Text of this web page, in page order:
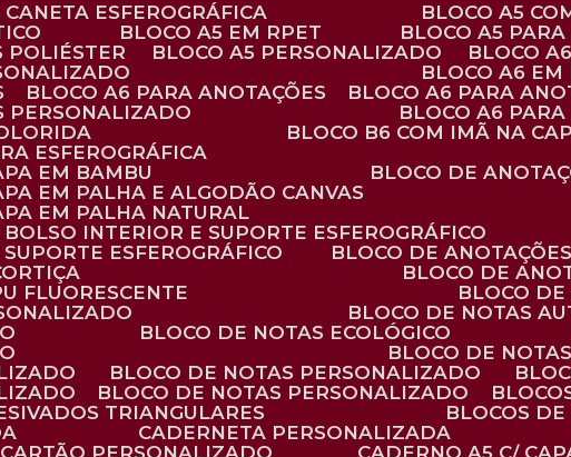
CANETA ESFEROGRÁFICA
BLOCO A5
BLOCO A5 EM RPET
BLOCO A5
POLIÉSTER
BLOCO A5 PERSONALIZADO
BLOCO
BLOCO A6
BLOCO A6 PARA ANOTAÇÕES
BLOCO A6 PARA
PERSONALIZADO
BLOCO A6
BLOCO B6 COM IMÃ NA
ESFEROGRÁFICA
EM BAMBU
BLOCO DE
EM PALHA E ALGODÃO CANVAS
EM PALHA NATURAL
BOLSO INTERIOR E SUPORTE ESFEROGRÁFICO
ESFEROGRÁFICO
BLOCO DE
BLOCO DE
FLUORESCENTE
BLOCO
BLOCO DE NOTAS
BLOCO DE NOTAS ECOLÓGICO
BLOCO DE
BLOCO DE NOTAS PERSONALIZADO
BLOCO DE NOTAS PERSONALIZADO
TRIANGULARES
BLOCOS
CADERNETA PERSONALIZADA
PERSONALIZADO
CADERNO A5 C/